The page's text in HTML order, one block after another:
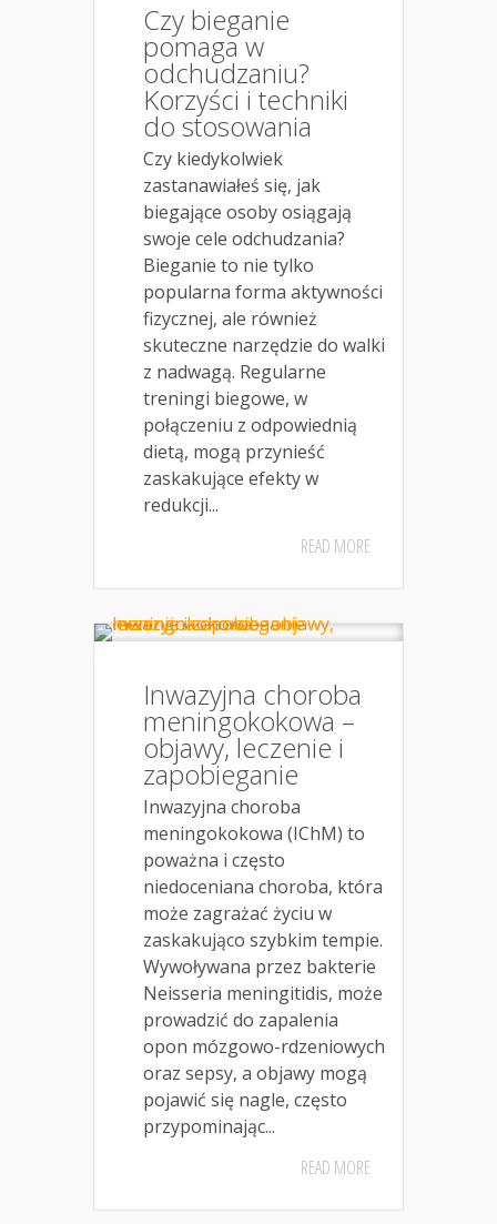
Czy bieganie
pomaga w
odchudzaniu?
Korzyści i techniki
do stosowania
Czy kiedykolwiek
zastanawiałeś się, jak
biegające osoby osiągają
swoje cele odchudzania?
Bieganie to nie tylko
popularna forma aktywności
fizycznej, ale również
skuteczne narzędzie do walki
z nadwagą. Regularne
treningi biegowe, w
połączeniu z odpowiednią
dietą, mogą przynieść
zaskakujące efekty w
redukcji...
READ MORE
Inwazyjna choroba
meningokokowa –
objawy, leczenie i
zapobieganie
Inwazyjna choroba
meningokokowa (IChM) to
poważna i często
niedoceniana choroba, która
może zagrażać życiu w
zaskakująco szybkim tempie.
Wywoływana przez bakterie
Neisseria meningitidis, może
prowadzić do zapalenia
opon mózgowo-rdzeniowych
oraz sepsy, a objawy mogą
pojawić się nagle, często
przypominając...
READ MORE